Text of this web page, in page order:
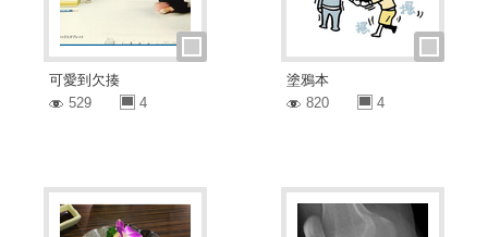
可愛到欠揍
529
4
塗鴉本
820
4